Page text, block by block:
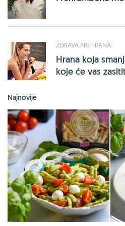
ZDRAVA PREHRANA
Hrana koja
koje će vas
Najnovije